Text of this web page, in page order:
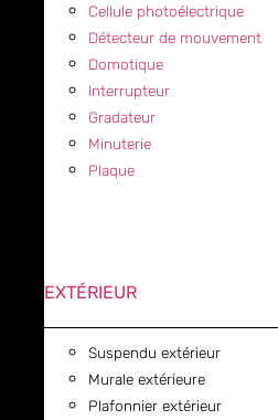
Cellule photoélectrique
Détecteur de mouvement
Domotique
Interrupteur
Gradateur
Minuterie
Plaque
EXTÉRIEUR
Suspendu extérieur
Murale extérieure
Plafonnier extérieur